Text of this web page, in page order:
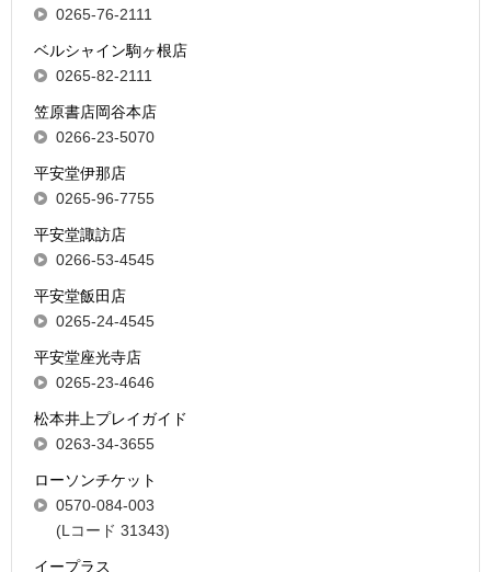
0265-76-2111
ベルシャイン駒ヶ根店
0265-82-2111
笠原書店岡谷本店
0266-23-5070
平安堂伊那店
0265-96-7755
平安堂諏訪店
0266-53-4545
平安堂飯田店
0265-24-4545
平安堂座光寺店
0265-23-4646
松本井上プレイガイド
0263-34-3655
ローソンチケット
0570-084-003
(Lコード 31343)
イープラス